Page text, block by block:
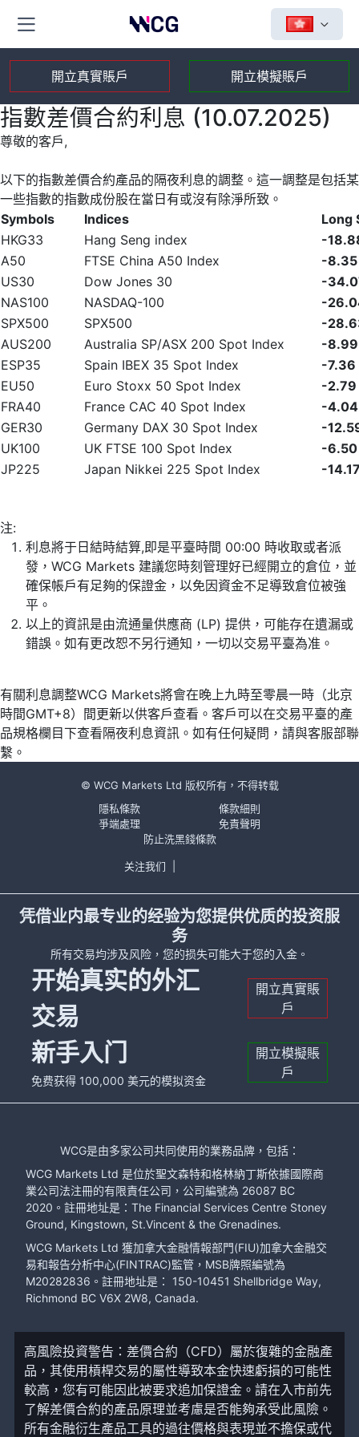
開立真實賬戶 開立模擬賬戶
指數差價合約利息 (10.07.2025)
尊敬的客戶,
以下的指數差價合約產品的隔夜利息的調整。這一調整是包括某
一些指數的指數成份股在當日有或沒有除淨所致。
Symbols
Indices
Long
HKG33
Hang Seng index
-
A50
FTSE China A50 Index
-8.35
US30
Dow Jones 30
-
NAS100
NASDAQ-100
-
SPX500
SPX500
-
AUS200
Australia SP/ASX 200 Spot Index
-8.99
ESP35
Spain IBEX 35 Spot Index
-7.36
EU50
Euro Stoxx 50 Spot Index
-2.79
FRA40
France CAC 40 Spot Index
-4.04
GER30
Germany DAX 30 Spot Index
-
UK100
UK FTSE 100 Spot Index
-6.50
JP225
Japan Nikkei 225 Spot Index -
注:
利息將于日結時結算,即是平臺時間 00:00 時收取或者派
發，WCG Markets 建議您時刻管理好已經開立的倉位，並
確保帳戶有足夠的保證金，以免因資金不足導致倉位被強
平。
以上的資訊是由流通量供應商 (LP) 提供，可能存在遺漏或
錯誤。如有更改恕不另行通知，一切以交易平臺為准。
有關利息調整WCG Markets將會在晚上九時至零晨一時（北京
時間GMT+8）間更新以供客戶查看。客戶可以在交易平臺的產
品規格欄目下查看隔夜利息資訊。如有任何疑問，請與客服部聯
繫。
© WCG Markets Ltd 版权所有，不得转载
隱私條款
條款細則
爭端處理
免責聲明
防止洗黑錢條款
关注我们
凭借业内最专业的经验为您提供优质的投资服
务
所有交易均涉及风险，您的损失可能大于您的入金。
开始真实的外汇
交易
開立真實賬
戶
新手入门
免费获得 100,000 美元的模拟资金
開立模擬賬
戶
WCG是由多家公司共同使用的業務品牌，包括：
WCG Markets Ltd 是位於聖文森特和格林納丁斯依據國際商
業公司法注冊的有限責任公司，公司編號為 26087 BC
2020。註冊地址是：The Financial Services Centre Stoney
Ground, Kingstown, St.Vincent & the Grenadines.
WCG Markets Ltd 獲加拿大金融情報部門(FIU)加拿大金融交
易和報告分析中心(FINTRAC)監管，MSB牌照編號為
M20282836。註冊地址是： 150-10451 Shellbridge Way,
Richmond BC V6X 2W8, Canada.
高風險投資警告：差價合約（CFD）屬於復雜的金融產
品，其使用槓桿交易的屬性導致本金快速虧損的可能性
較高，您有可能因此被要求追加保證金。請在入市前先
了解差價合約的產品原理並考慮是否能夠承受此風險。
所有金融衍生產品工具的過往價格與表現並不擔保或代